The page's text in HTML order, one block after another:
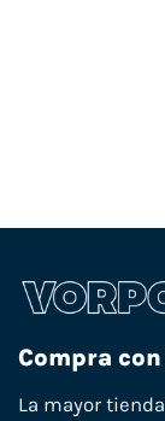
Compra
La mayor